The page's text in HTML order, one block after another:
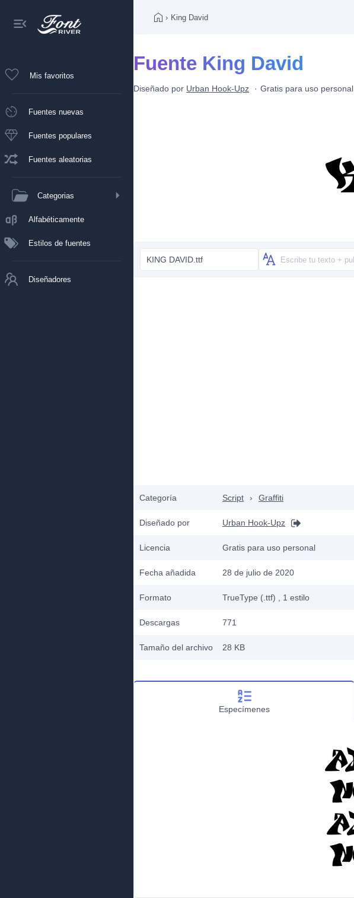
Mis favoritos
Fuentes nuevas
Fuentes populares
Fuentes aleatorias
Categorias
Alfabéticamente
Estilos de fuentes
Diseñadores
› King David
Fuente King David
Diseñado por Urban Hook-Upz Gratis para uso personal
KING DAVID.ttf
Categoría Script › Graffiti
Diseñado por Urban Hook-Upz
Licencia Gratis para uso personal
Fecha añadida 28 de julio de 2020
Formato TrueType (.ttf) , 1 estilo
Descargas 771
Tamaño del archivo 28 KB
Especímenes